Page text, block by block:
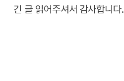
긴 글 읽어주셔서 감사합니다.